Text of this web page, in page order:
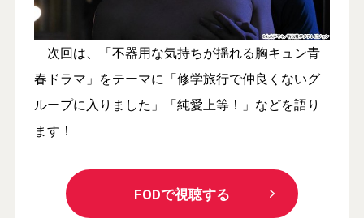
次回は、「不器用な気持ちが揺れる胸キュン青
春ドラマ」をテーマに「修学旅行で仲良くないグ
ループに入りました」「純愛上等！」などを語り
ます！
FODで視聴する